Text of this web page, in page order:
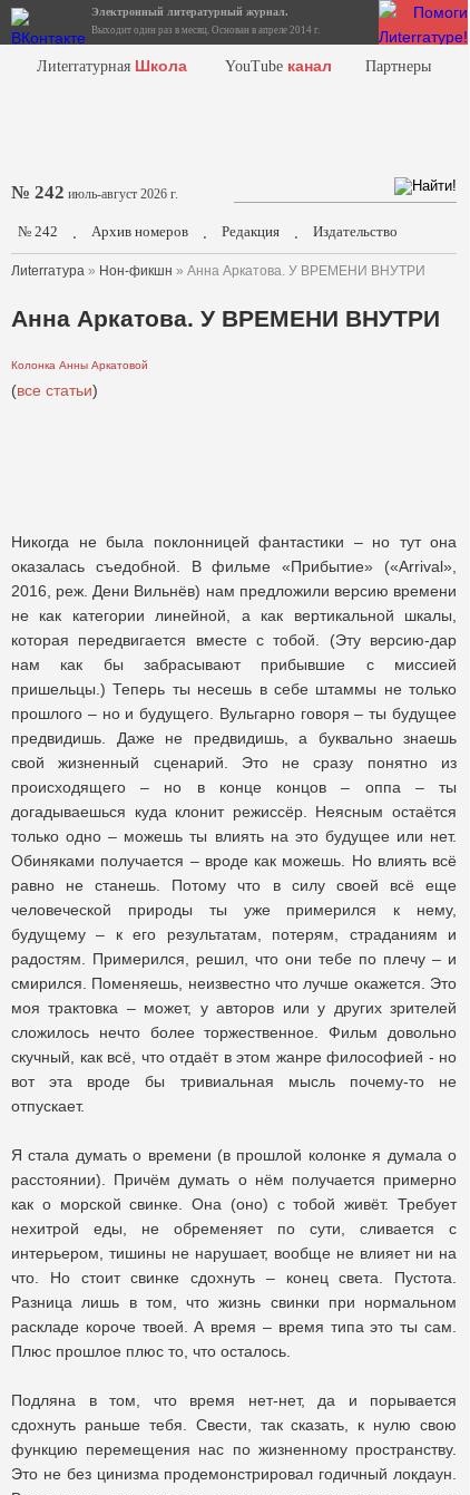
Электронный литературный журнал.
Выходит один раз в месяц. Основан в апреле 2014 г.
Лиterraтурная Школа YouTube канал Партнеры
№ 242 июль-август 2026 г.
№ 242 . Архив номеров . Редакция . Издательство
Лиterraтура » Нон-фикшн » Анна Аркатова. У ВРЕМЕНИ ВНУТРИ
Анна Аркатова. У ВРЕМЕНИ ВНУТРИ
Колонка Анны Аркатовой
(все статьи)
Никогда не была поклонницей фантастики – но тут она
оказалась съедобной. В фильме «Прибытие» («Arrival»,
2016, реж. Дени Вильнёв) нам предложили версию времени
не как категории линейной, а как вертикальной шкалы,
которая передвигается вместе с тобой. (Эту версию-дар
нам как бы забрасывают прибывшие с миссией
пришельцы.) Теперь ты несешь в себе штаммы не только
прошлого – но и будущего. Вульгарно говоря – ты будущее
предвидишь. Даже не предвидишь, а буквально знаешь
свой жизненный сценарий. Это не сразу понятно из
происходящего – но в конце концов – оппа – ты
догадываешься куда клонит режиссёр. Неясным остаётся
только одно – можешь ты влиять на это будущее или нет.
Обиняками получается – вроде как можешь. Но влиять всё
равно не станешь. Потому что в силу своей всё еще
человеческой природы ты уже примерился к нему,
будущему – к его результатам, потерям, страданиям и
радостям. Примерился, решил, что они тебе по плечу – и
смирился. Поменяешь, неизвестно что лучше окажется. Это
моя трактовка – может, у авторов или у других зрителей
сложилось нечто более торжественное. Фильм довольно
скучный, как всё, что отдаёт в этом жанре философией - но
вот эта вроде бы тривиальная мысль почему-то не
отпускает.
Я стала думать о времени (в прошлой колонке я думала о
расстоянии). Причём думать о нём получается примерно
как о морской свинке. Она (оно) с тобой живёт. Требует
нехитрой еды, не обременяет по сути, сливается с
интерьером, тишины не нарушает, вообще не влияет ни на
что. Но стоит свинке сдохнуть – конец света. Пустота.
Разница лишь в том, что жизнь свинки при нормальном
раскладе короче твоей. А время – время типа это ты сам.
Плюс прошлое плюс то, что осталось.
Подляна в том, что время нет-нет, да и порывается
сдохнуть раньше тебя. Свести, так сказать, к нулю свою
функцию перемещения нас по жизненному пространству.
Это не без цинизма продемонстрировал годичный локдаун.